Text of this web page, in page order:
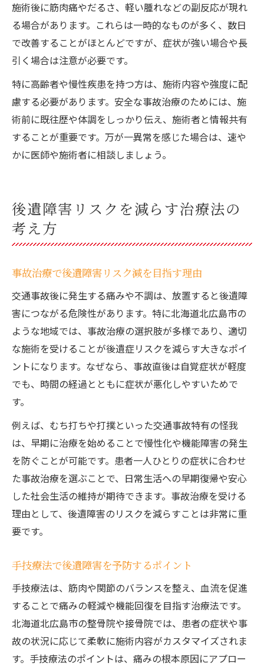
施術後に筋肉痛やだるさ、軽い腫れなどの副反応が現れ
る場合があります。これらは一時的なものが多く、数日
で改善することがほとんどですが、症状が強い場合や長
引く場合は注意が必要です。
特に高齢者や慢性疾患を持つ方は、施術内容や強度に配
慮する必要があります。安全な事故治療のためには、施
術前に既往歴や体調をしっかり伝え、施術者と情報共有
することが重要です。万が一異常を感じた場合は、速や
かに医師や施術者に相談しましょう。
後遺障害リスクを減らす治療法の
考え方
事故治療で後遺障害リスク減を目指す理由
交通事故後に発生する痛みや不調は、放置すると後遺障
害につながる危険性があります。特に北海道北広島市の
ような地域では、事故治療の選択肢が多様であり、適切
な施術を受けることが後遺症リスクを減らす大きなポイ
ントになります。なぜなら、事故直後は自覚症状が軽度
でも、時間の経過とともに症状が悪化しやすいためで
す。
例えば、むち打ちや打撲といった交通事故特有の怪我
は、早期に治療を始めることで慢性化や機能障害の発生
を防ぐことが可能です。患者一人ひとりの症状に合わせ
た事故治療を選ぶことで、日常生活への早期復帰や安心
した社会生活の維持が期待できます。事故治療を受ける
理由として、後遺障害のリスクを減らすことは非常に重
要です。
手技療法で後遺障害を予防するポイント
手技療法は、筋肉や関節のバランスを整え、血流を促進
することで痛みの軽減や機能回復を目指す治療法です。
北海道北広島市の整骨院や接骨院では、患者の症状や事
故の状況に応じて柔軟に施術内容がカスタマイズされま
す。手技療法のポイントは、痛みの根本原因にアプロー